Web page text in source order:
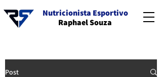
Nutricionista Esportivo
Raphael Souza
Post